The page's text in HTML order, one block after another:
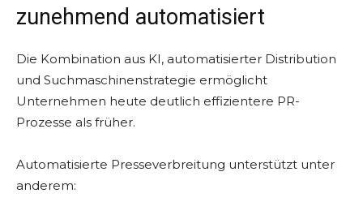
zunehmend automatisiert
Die Kombination aus KI, automatisierter Distribution
und Suchmaschinenstrategie ermöglicht
Unternehmen heute deutlich effizientere PR-
Prozesse als früher.
Automatisierte Presseverbreitung unterstützt unter
anderem: